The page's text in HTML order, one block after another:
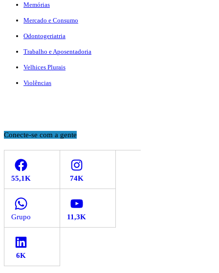
Memórias
Mercado e Consumo
Odontogeriatria
Trabalho e Aposentadoria
Velhices Plurais
Violências
Conecte-se com a gente
Facebook Instagram
WhatsApp YouTube
LinkedIn